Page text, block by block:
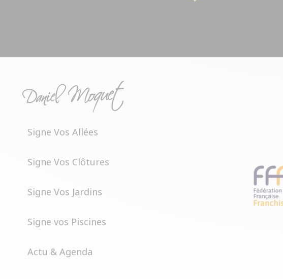
Signe Vos Allées
Signe Vos Clôtures
Signe Vos Jardins
Signe vos Piscines
Actu & Agenda